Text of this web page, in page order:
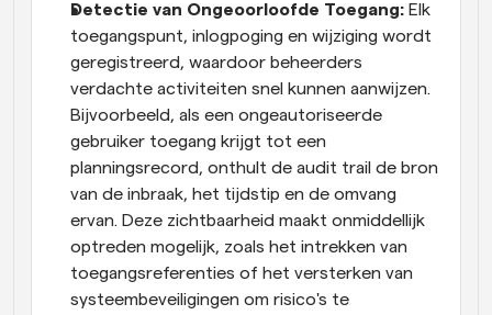
Detectie van Ongeoorloofde Toegang: Elk
toegangspunt, inlogpoging en wijziging wordt
geregistreerd, waardoor beheerders
verdachte activiteiten snel kunnen aanwijzen.
Bijvoorbeeld, als een ongeautoriseerde
gebruiker toegang krijgt tot een
planningsrecord, onthult de audit trail de bron
van de inbraak, het tijdstip en de omvang
ervan. Deze zichtbaarheid maakt onmiddellijk
optreden mogelijk, zoals het intrekken van
toegangsreferenties of het versterken van
systeembeveiligingen om risico's te